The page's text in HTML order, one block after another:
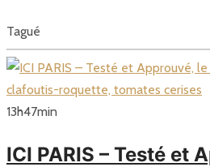
Tagué
13h47min
ICI PARIS – Testé et